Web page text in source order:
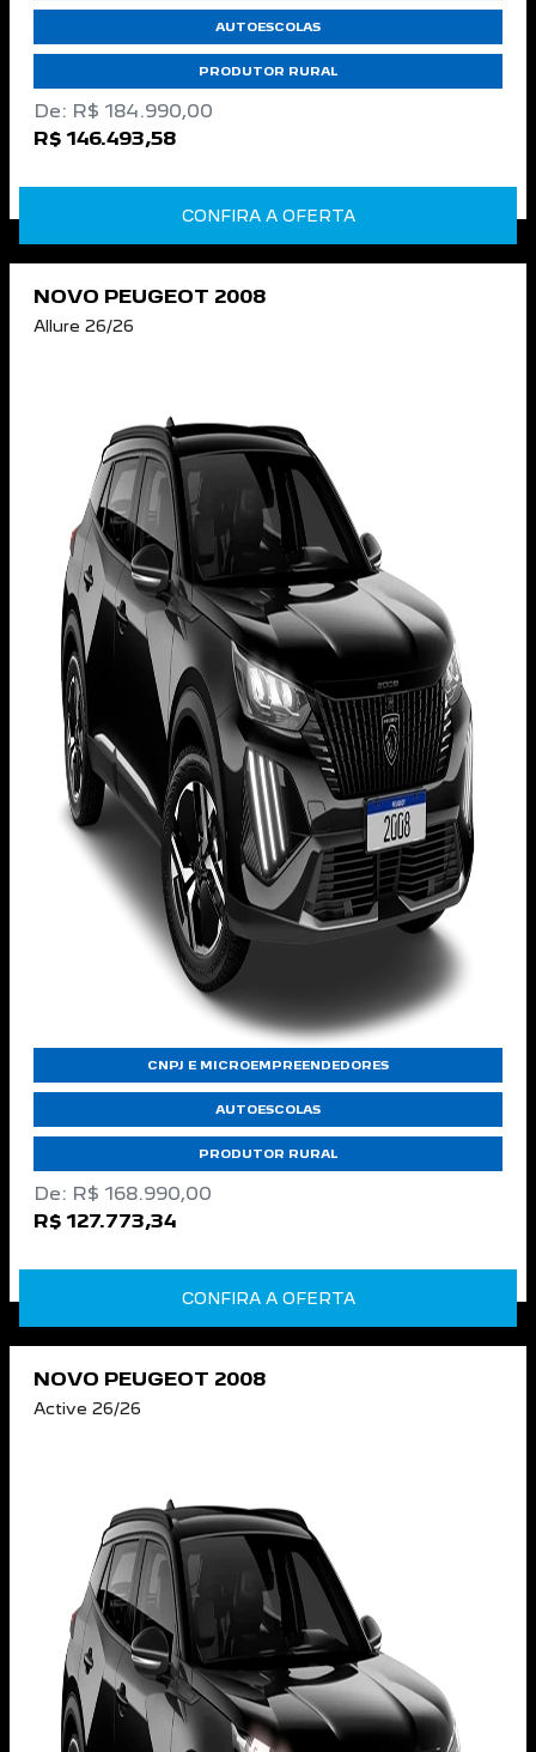
AUTOESCOLAS
PRODUTOR RURAL
De: R$ 184.990,00
R$ 146.493,58
CONFIRA A OFERTA
NOVO PEUGEOT 2008
Allure 26/26
CNPJ E MICROEMPREENDEDORES
AUTOESCOLAS
PRODUTOR RURAL
De: R$ 168.990,00
R$ 127.773,34
CONFIRA A OFERTA
NOVO PEUGEOT 2008
Active 26/26